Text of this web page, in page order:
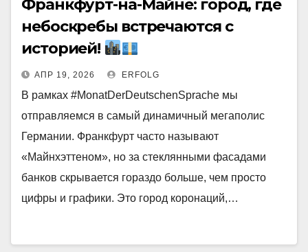
Франкфурт-на-Майне: город, где
небоскребы встречаются с
историей!
АПР 19, 2026 ERFOLG
В рамках #MonatDerDeutschenSprache мы
отправляемся в самый динамичный мегаполис
Германии. Франкфурт часто называют
«Майнхэттеном», но за стеклянными фасадами
банков скрывается гораздо больше, чем просто
цифры и графики. Это город коронаций,…